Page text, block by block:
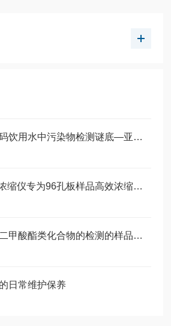
看不见的威胁：解码饮用水中污染物检测谜底—亚硝胺
Cleanert V96氮吹浓缩仪专为96孔板样品高效浓缩而生
含油脂食品中邻苯二甲酸酯类化合物的检测的样品前处理
日常维护保养